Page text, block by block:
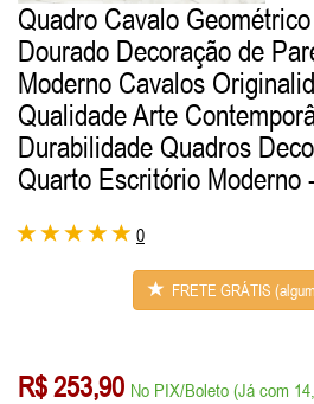
Quadro Cavalo
Dourado Decoração de
Moderno Cavalos
Qualidade Arte
Durabilidade Quadros
Quarto Escritório Moderno
0
FRETE GRÁTIS
R$ 253,90 No PIX/Boleto (Já com